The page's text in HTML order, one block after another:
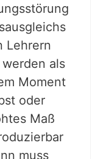
Lehrern
als
Moment
oder
Maß
muss